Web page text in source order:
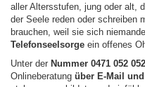
aller Altersstufen, jung oder alt,
der Seele reden oder schreiben
brauchen, weil sie sich
Telefonseelsorge ein offenes
Unter der Nummer 0471 052 052
Onlineberatung über E-Mail